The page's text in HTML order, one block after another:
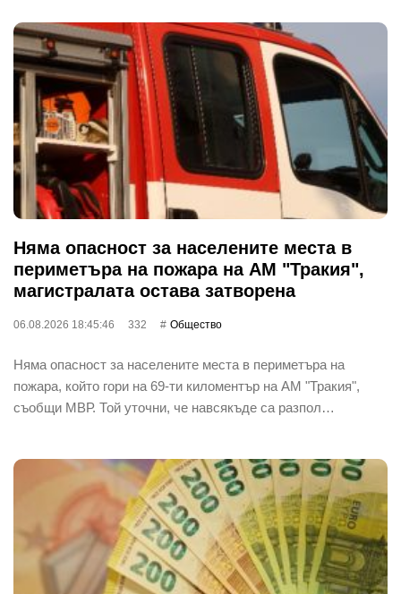
Няма опасност за населените места в
периметъра на пожара на АМ "Тракия",
магистралата остава затворена
06.08.2026 18:45:46 332 Общество
Няма опасност за населените места в периметъра на
пожара, който гори на 69-ти киломентър на АМ "Тракия",
съобщи МВР. Той уточни, че навсякъде са разпол…